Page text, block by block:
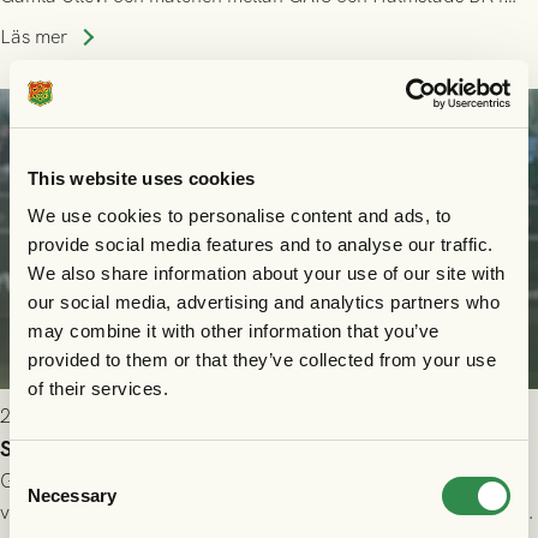
This website uses cookies
We use cookies to personalise content and ads, to
provide social media features and to analyse our traffic.
We also share information about your use of our site with
our social media, advertising and analytics partners who
may combine it with other information that you’ve
provided to them or that they’ve collected from your use
of their services.
Consent
Selection
Necessary
Allsvenskan! Avspark kl 16.30 på söndag 26/7.
Läs mer
2026-07-24 16:40
Seger i första kvalmatchen mot FC Nordsjælland
GAIS dominerade i första halvlek och skapade fler chanser,
välförtjänt fick de in ett ledningsmål strax innan halvtid. Efter